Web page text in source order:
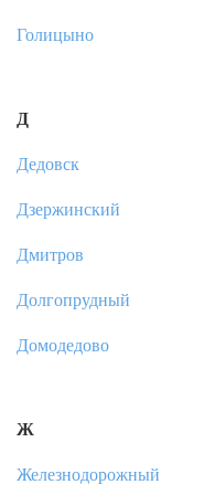
Голицыно
Д
Дедовск
Дзержинский
Дмитров
Долгопрудный
Домодедово
Ж
Железнодорожный